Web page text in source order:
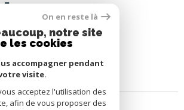
On en reste là
notre site
les cookies
accompagner pendant
visite.
acceptez l'utilisation des
afin de vous proposer des